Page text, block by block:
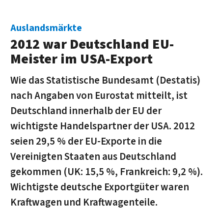
Auslandsmärkte
2012 war Deutschland EU-
Meister im USA-Export
Wie das Statistische Bundesamt (Destatis)
nach Angaben von Eurostat mitteilt, ist
Deutschland innerhalb der EU der
wichtigste Handelspartner der USA. 2012
seien 29,5 % der EU-Exporte in die
Vereinigten Staaten aus Deutschland
gekommen (UK: 15,5 %, Frankreich: 9,2 %).
Wichtigste deutsche Exportgüter waren
Kraftwagen und Kraftwagenteile.